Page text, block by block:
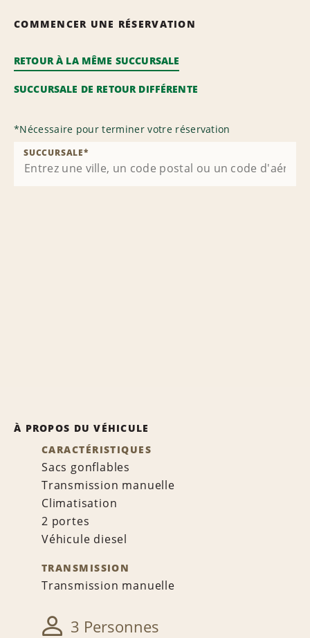
COMMENCER UNE RÉSERVATION
RETOUR À LA MÊME SUCCURSALE
SUCCURSALE DE RETOUR DIFFÉRENTE
*Nécessaire pour terminer votre réservation
SUCCURSALE*
À PROPOS DU VÉHICULE
CARACTÉRISTIQUES
Sacs gonflables
Transmission manuelle
Climatisation
2 portes
Véhicule diesel
TRANSMISSION
Transmission manuelle
3 Personnes